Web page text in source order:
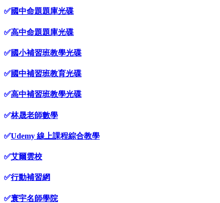
✅國中命題題庫光碟
✅高中命題題庫光碟
✅國小補習班教學光碟
✅國中補習班教育光碟
✅高中補習班教學光碟
✅林晟老師數學
✅Udemy 線上課程綜合教學
✅艾爾雲校
✅行動補習網
✅寰宇名師學院